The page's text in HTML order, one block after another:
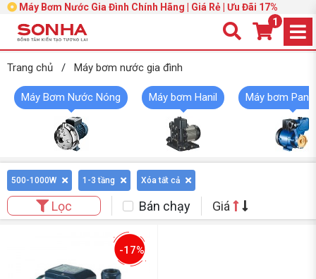
Máy Bơm Nước Gia Đình Chính Hãng | Giá Rẻ | Ưu Đãi 17%
1
Trang chủ / Máy bơm nước gia đình
Máy Bơm Nước Nóng Máy bơm Hanil Máy bơm
500-1000W 1-3 tầng Xóa tất cả
Lọc Bán chạy Giá
-17%